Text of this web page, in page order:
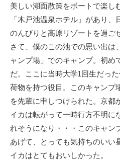
美しい湖面散策をボートで楽し
「木戸池温泉ホテル」があり、
のんびりと高原リゾートを過ご
さて、僕のこの池での思い出は
ャンプ場」でのキャンプ。初め
だ。ここに当時大学1回生だっ
荷物を持つ役目。このキャンプ
を先輩に申しつけられた。京都
イカは転がって一時行方不明に
れそうになり・・・このキャン
あげて、とっても気持ちのいい
イカはとてもおいしかった。